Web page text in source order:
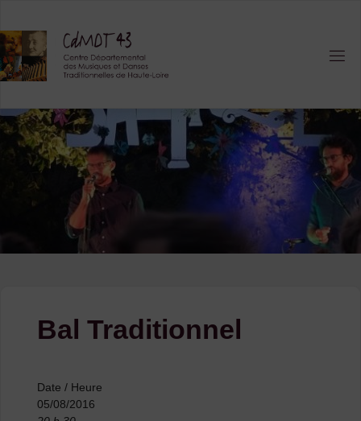
content
Bal Traditionnel
Date / Heure
05/08/2016